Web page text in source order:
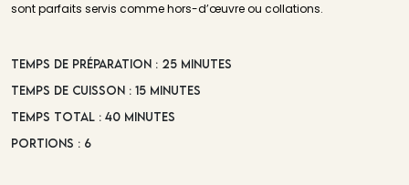
sont parfaits servis comme hors-d’œuvre ou collations.
Temps de préparation : 25 minutes
Temps de cuisson : 15 minutes
Temps total : 40 minutes
Portions : 6